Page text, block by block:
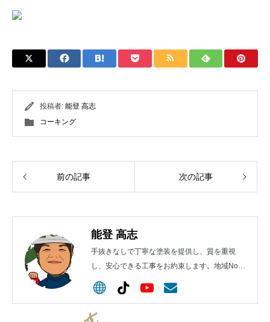
投稿者: 能登 高志
コーキング
前の記事 次の記事
能登 高志
手抜きなしで丁寧な塗装を提供し、質を重視
し、安心できる工事をお約束します。地域No.1
を目指します！